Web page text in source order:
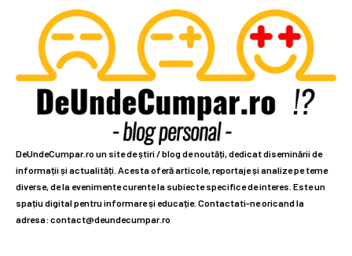
DeUndeCumpar.ro un site de știri / blog de noutăți, dedicat diseminării de
informații și actualități. Acesta oferă articole, reportaje și analize pe teme
diverse, de la evenimente curente la subiecte specifice de interes. Este un
spațiu digital pentru informare și educație. Contactati-ne oricand la
adresa: contact@deundecumpar.ro